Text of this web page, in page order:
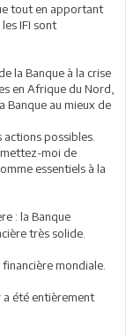
tout en apportant
IFI sont
la Banque à la crise
en Afrique du Nord,
Banque au mieux de
possibles.
moi de
essentiels à la
: la Banque
très solide.
mondiale.
a été entièrement